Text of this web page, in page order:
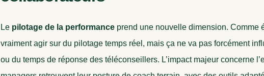
Le pilotage de la performance prend une nouvelle dimension. Comme
vraiment agir sur du pilotage temps réel, mais ça ne va pas forcément
ou du temps de réponse des téléconseillers. L’impact majeur concerne